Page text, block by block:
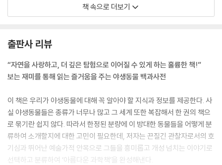
토착종을 몰아내거나 씨를 말리기도 한다. 외래종은 선박 화물에 실려 뜻
하지 않게 들어오기도 하지만 대개는 인간이 필요에 의해 들여온 것이다. -
-- 「생태계를 해치는 외래종의 침입」 중에서
사람들의 하이에나에 대한 인식은 오랫동안 좋지 않았지만, 사회성과 지능
이 높은 이 동물은 더 좋은 평판을 받을 만한 자격이 있다. 주로 동물의 사
체를 먹는 청소동물로 알려진 하이에나는 혼자서든 무리를 짓든 사냥에도
뛰어난 소질을 보인다. 게다가 사체를 한 조각도 남김없이 먹어치워 청소
부로서도
중요한 역할을 한다. --- 「하이에나에 대한 오해」 중에서
책 속으로 더보기
출판사 리뷰
“자연을 사랑하고, 더 깊은 탐험으로 이어질 수 있게 하는 훌륭한 책!”
보는 재미를 통해 읽는 즐거움을 주는 야생동물 백과사전
이 책은 우리가 야생동물에 대해 꼭 알아야 할 지식과 정보를 제공한다. 사
실 야생동물들은 종류가 너무나 많고 그 세계 또한 복잡해서 한 권의 책으
로 묶기란 쉽지 않다. 따라서 한정된 분량에 이 방대한 동물들을 어떻게 분
류하여 소개할지에 대한 고민이 필요한데, 저자는 끈질긴 관찰자로서의 호
기심과 뛰어난 예술가적 안목으로 그들을 흥미롭고 개성 넘치는 이야기로
선택하고 분류하여 ‘아름다운 과학책’을 완성해낸다.